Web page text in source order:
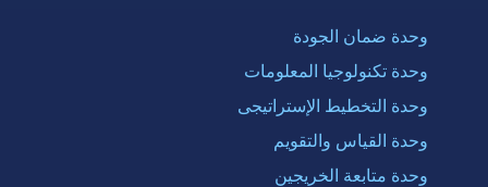
وحدة ضمان الجودة
وحدة تكنولوجيا المعلومات
وحدة التخطيط الإستراتيجى
وحدة القياس والتقويم
وحدة متابعة الخريجين